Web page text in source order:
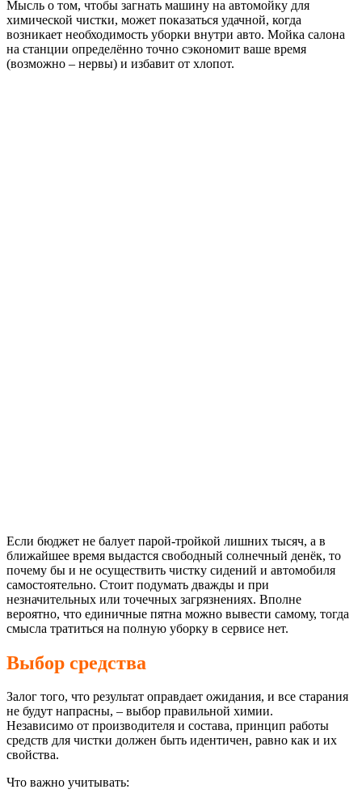
Мысль о том, чтобы загнать машину на автомойку для
химической чистки, может показаться удачной, когда
возникает необходимость уборки внутри авто. Мойка салона
на станции определённо точно сэкономит ваше время
(возможно – нервы) и избавит от хлопот.
Если бюджет не балует парой-тройкой лишних тысяч, а в
ближайшее время выдастся свободный солнечный денёк, то
почему бы и не осуществить чистку сидений и автомобиля
самостоятельно. Стоит подумать дважды и при
незначительных или точечных загрязнениях. Вполне
вероятно, что единичные пятна можно вывести самому, тогда
смысла тратиться на полную уборку в сервисе нет.
Выбор средства
Залог того, что результат оправдает ожидания, и все старания
не будут напрасны, – выбор правильной химии.
Независимо от производителя и состава, принцип работы
средств для чистки должен быть идентичен, равно как и их
свойства.
Что важно учитывать: